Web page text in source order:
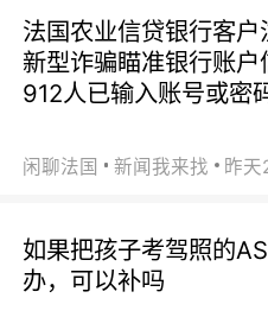
法国农业信贷银行客户
新型诈骗瞄准银行账户
912人已输入账号或密
闲聊法国 新闻我来找 昨天
如果把孩子考驾照的
办，可以补吗